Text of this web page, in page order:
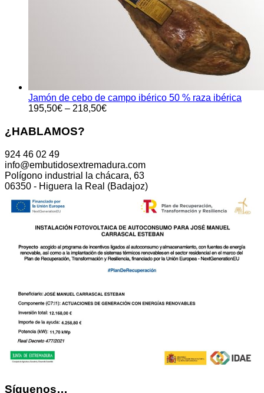
Jamón de cebo de campo ibérico 50 % raza ibérica
195,50€ – 218,50€
¿HABLAMOS?
924 46 02 49
info@embutidosextremadura.com
Polígono industrial la chácara, 63
06350 - Higuera la Real (Badajoz)
Síguenos…